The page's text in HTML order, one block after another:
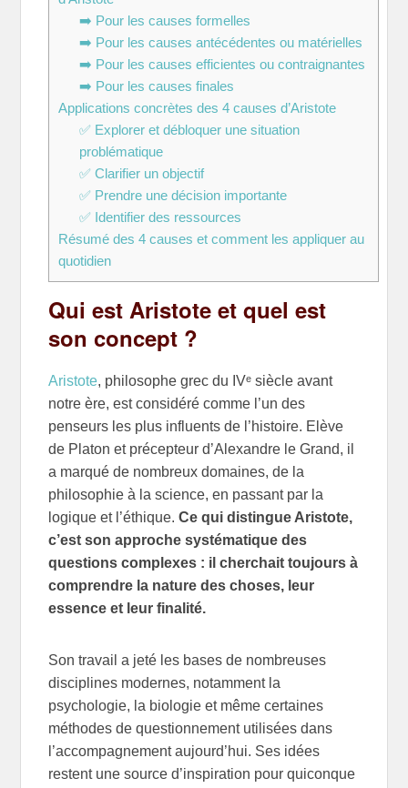
➡️ Pour les causes formelles
➡️ Pour les causes antécédentes ou matérielles
➡️ Pour les causes efficientes ou contraignantes
➡️ Pour les causes finales
Applications concrètes des 4 causes d’Aristote
✅ Explorer et débloquer une situation
problématique
✅ Clarifier un objectif
✅ Prendre une décision importante
✅ Identifier des ressources
Résumé des 4 causes et comment les appliquer au
quotidien
Qui est Aristote et quel est
son concept ?
Aristote, philosophe grec du IVᵉ siècle avant
notre ère, est considéré comme l’un des
penseurs les plus influents de l’histoire. Elève
de Platon et précepteur d’Alexandre le Grand, il
a marqué de nombreux domaines, de la
philosophie à la science, en passant par la
logique et l’éthique.Ce qui distingue Aristote,
c’est son approche systématique des
questions complexes : il cherchait toujours à
comprendre la nature des choses, leur
essence et leur finalité.
Son travail a jeté les bases de nombreuses
disciplines modernes, notamment la
psychologie, la biologie et même certaines
méthodes de questionnement utilisées dans
l’accompagnement aujourd’hui. Ses idées
restent une source d’inspiration pour quiconque